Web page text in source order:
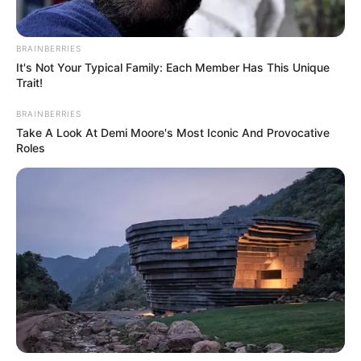
ΔΗΜΟΦΙΛΗ ΑΡΘΡΑ
Μια μάζωξη με μήνυμα από Φρυκτωρίες
Παρασκευή, 30 Σεπτεμβρίου 2022, 18:52
BRAINBERRIES
It's Not Your Typical Family: Each Member Has This Unique
Trait!
BRAINBERRIES
Take A Look At Demi Moore's Most Iconic And Provocative
Roles